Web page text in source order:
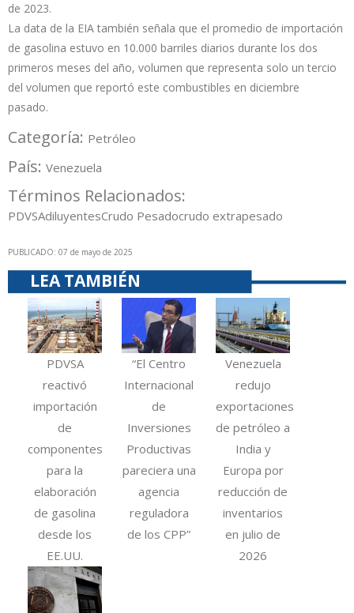
de 2023.
La data de la EIA también señala que el promedio de importación
de gasolina estuvo en 10.000 barriles diarios durante los dos
primeros meses del año, volumen que representa solo un tercio
del volumen que reportó este combustibles en diciembre
pasado.
Categoría: Petróleo
País: Venezuela
Términos Relacionados:
PDVSAdiluyentesCrudo Pesadocrudo extrapesado
PUBLICADO: 07 de mayo de 2025
LEA TAMBIÉN
PDVSA
reactivó
importación
de
componentes
para la
elaboración
de gasolina
desde los
EE.UU.
“El Centro
Internacional
de
Inversiones
Productivas
pareciera una
agencia
reguladora
de los CPP”
Venezuela
redujo
exportaciones
de petróleo a
India y
Europa por
reducción de
inventarios
en julio de
2026